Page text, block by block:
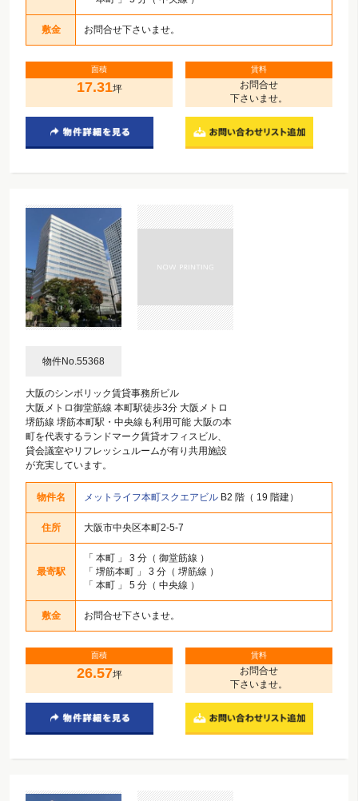
敷金 お問合せ下さいませ。
面積
17.31坪
賃料
お問合せ
下さいませ。
物件No.55368
大阪のシンボリック賃貸事務所ビル
大阪メトロ御堂筋線 本町駅徒歩3分 大阪メトロ
堺筋線 堺筋本町駅・中央線も利用可能 大阪の本
町を代表するランドマーク賃貸オフィスビル、
貸会議室やリフレッシュルームが有り共用施設
が充実しています。
物件名 メットライフ本町スクエアビル B2 階（ 19 階建）
住所 大阪市中央区本町2-5-7
最寄駅
「 本町 」 3 分（ 御堂筋線 ）
「 堺筋本町 」 3 分（ 堺筋線 ）
「 本町 」 5 分（ 中央線 ）
敷金 お問合せ下さいませ。
面積
26.57坪
賃料
お問合せ
下さいませ。